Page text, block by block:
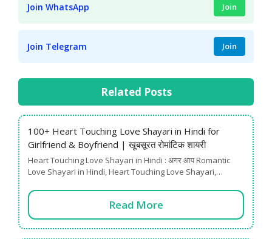
Join WhatsApp Join
Join Telegram Join
Related Posts
100+ Heart Touching Love Shayari in Hindi for
Girlfriend & Boyfriend | खूबसूरत रोमांटिक शायरी
Heart Touching Love Shayari in Hindi : अगर आप Romantic
Love Shayari in Hindi, Heart Touching Love Shayari,…
Read More